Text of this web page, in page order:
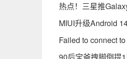
热点！三星推
MIUI升级Android
Failed to connect